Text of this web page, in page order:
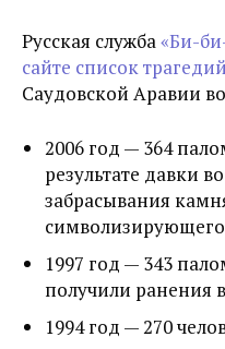
Русская служба «Би-
сайте список трагедий
Саудовской Аравии
2006 год — 364
результате давки
забрасывания
1997 год — 343
получили ранения
1994 год — 270